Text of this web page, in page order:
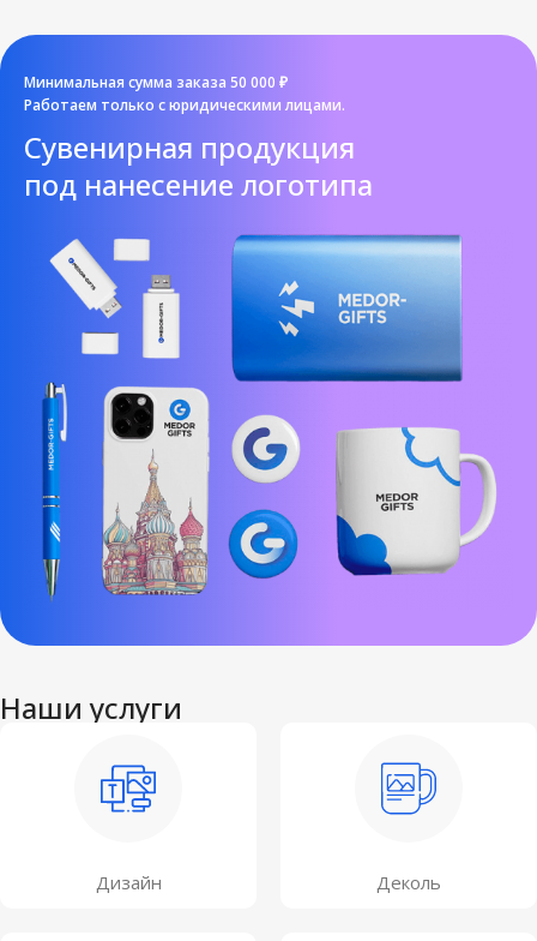
Минимальная сумма заказа 50 000 ₽
Работаем только с юридическими лицами.
Cувенирная продукция
под нанесение логотипа
Наши услуги
Дизайн Деколь